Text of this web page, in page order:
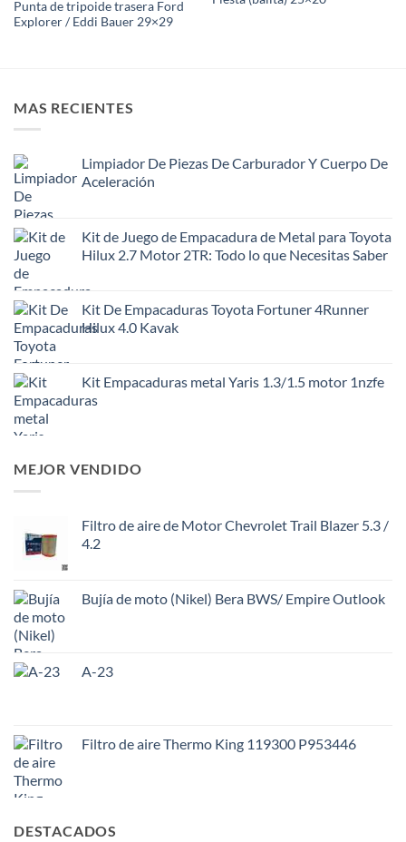
Punta de tripoide trasera Ford
Explorer / Eddi Bauer 29×29
MAS RECIENTES
Limpiador De Piezas De Carburador Y Cuerpo De
Aceleración
Kit de Juego de Empacadura de Metal para Toyota
Hilux 2.7 Motor 2TR: Todo lo que Necesitas Saber
Kit De Empacaduras Toyota Fortuner 4Runner
Hilux 4.0 Kavak
Kit Empacaduras metal Yaris 1.3/1.5 motor 1nzfe
MEJOR VENDIDO
Filtro de aire de Motor Chevrolet Trail Blazer 5.3 /
4.2
Bujía de moto (Nikel) Bera BWS/ Empire Outlook
A-23
Filtro de aire Thermo King 119300 P953446
DESTACADOS